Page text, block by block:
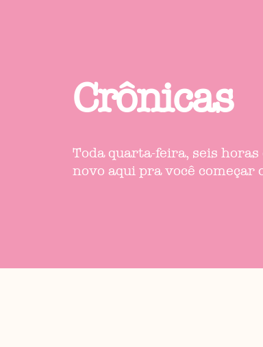
Crônicas
Toda quarta-feira, seis
novo aqui pra você começar